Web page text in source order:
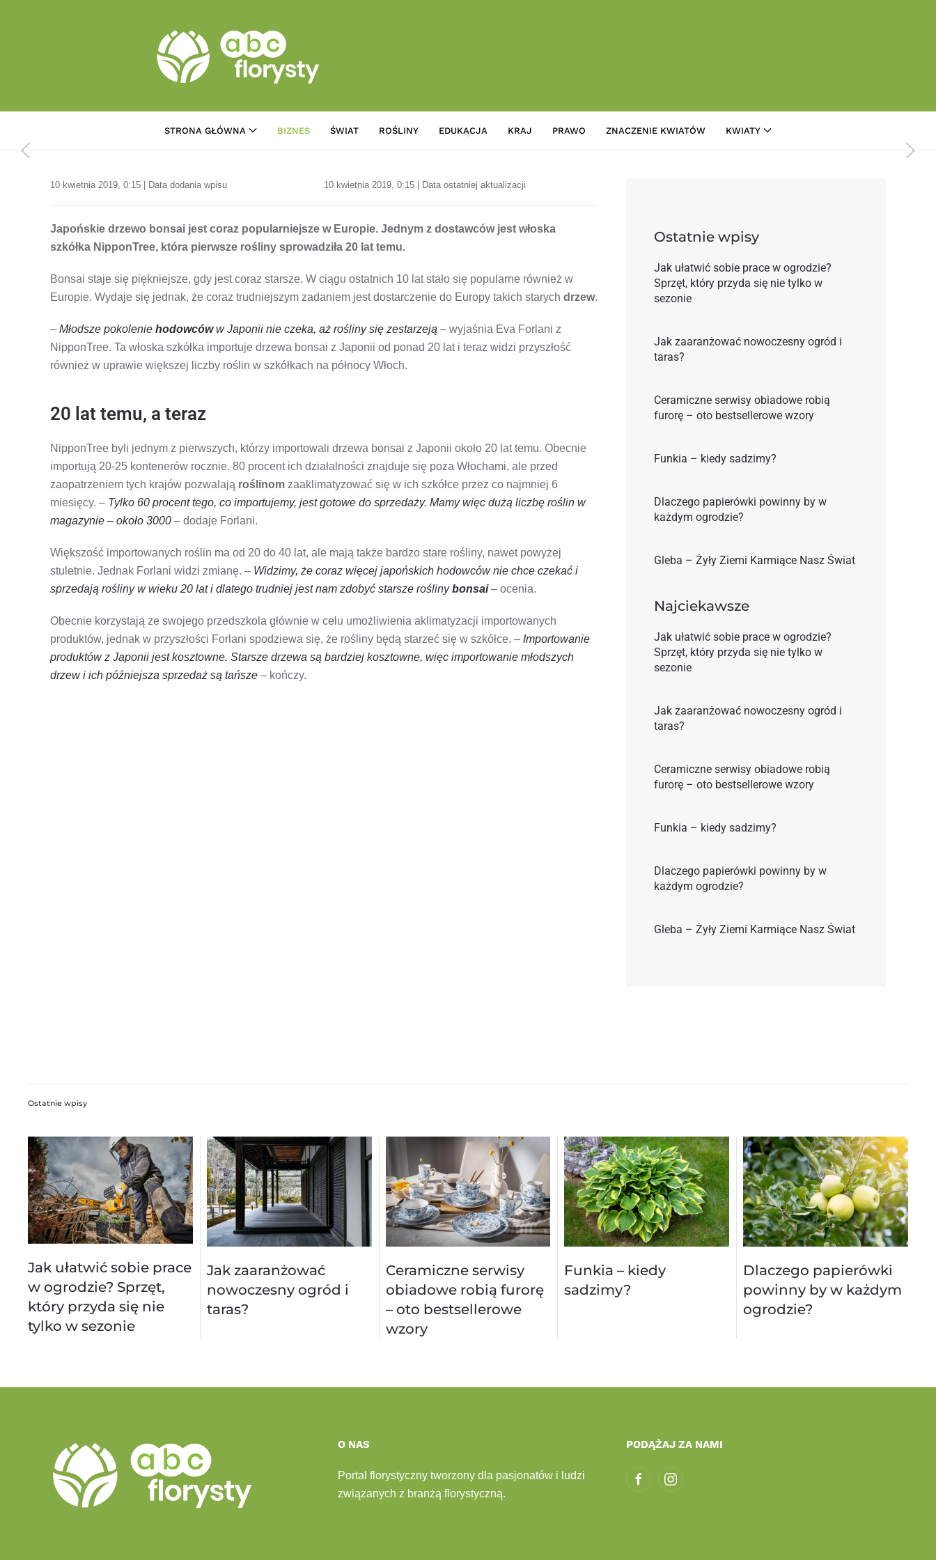
STRONA GŁÓWNA BIZNES ŚWIAT ROŚLINY EDUKACJA KRAJ PRAWO ZNACZENIE KWIATÓW KWIATY
10 kwietnia 2019, 0:15 | Data dodania wpisu 10 kwietnia 2019, 0:15 | Data ostatniej aktualizacji
Japońskie drzewo bonsai jest coraz popularniejsze w Europie. Jednym z dostawców jest włoska
szkółka NipponTree, która pierwsze rośliny sprowadziła 20 lat temu.
Bonsai staje się piękniejsze, gdy jest coraz starsze. W ciągu ostatnich 10 lat stało się popularne również w
Europie. Wydaje się jednak, że coraz trudniejszym zadaniem jest dostarczenie do Europy takich starych drzew.
– Młodsze pokolenie hodowcóww Japonii nie czeka, aż rośliny się zestarzeją – wyjaśnia Eva Forlani z
NipponTree. Ta włoska szkółka importuje drzewa bonsai z Japonii od ponad 20 lat i teraz widzi przyszłość
również w uprawie większej liczby roślin w szkółkach na północy Włoch.
20 lat temu, a teraz
NipponTree byli jednym z pierwszych, którzy importowali drzewa bonsai z Japonii około 20 lat temu. Obecnie
importują 20-25 kontenerów rocznie. 80 procent ich działalności znajduje się poza Włochami, ale przed
zaopatrzeniem tych krajów pozwalają roślinom zaaklimatyzować się w ich szkółce przez co najmniej 6
miesięcy. – Tylko 60 procent tego, co importujemy, jest gotowe do sprzedaży. Mamy więc dużą liczbę roślin w
magazynie – około 3000 – dodaje Forlani.
Większość importowanych roślin ma od 20 do 40 lat, ale mają także bardzo stare rośliny, nawet powyżej
stuletnie. Jednak Forlani widzi zmianę. – Widzimy, że coraz więcej japońskich hodowców nie chce czekać i
sprzedają rośliny w wieku 20 lat i dlatego trudniej jest nam zdobyć starsze roślinybonsai – ocenia.
Obecnie korzystają ze swojego przedszkola głównie w celu umożliwienia aklimatyzacji importowanych
produktów, jednak w przyszłości Forlani spodziewa się, że rośliny będą starzeć się w szkółce. – Importowanie
produktów z Japonii jest kosztowne. Starsze drzewa są bardziej kosztowne, więc importowanie młodszych
drzew i ich późniejsza sprzedaż są tańsze – kończy.
Ostatnie wpisy
Jak ułatwić sobie prace w ogrodzie?
Sprzęt, który przyda się nie tylko w
sezonie
Jak zaaranżować nowoczesny ogród i
taras?
Ceramiczne serwisy obiadowe robią
furorę – oto bestsellerowe wzory
Funkia – kiedy sadzimy?
Dlaczego papierówki powinny by w
każdym ogrodzie?
Gleba – Żyły Ziemi Karmiące Nasz Świat
Najciekawsze
Jak ułatwić sobie prace w ogrodzie?
Sprzęt, który przyda się nie tylko w
sezonie
Jak zaaranżować nowoczesny ogród i
taras?
Ceramiczne serwisy obiadowe robią
furorę – oto bestsellerowe wzory
Funkia – kiedy sadzimy?
Dlaczego papierówki powinny by w
każdym ogrodzie?
Gleba – Żyły Ziemi Karmiące Nasz Świat
Ostatnie wpisy
Jak ułatwić sobie prace
w ogrodzie? Sprzęt,
który przyda się nie
tylko w sezonie
Jak zaaranżować
nowoczesny ogród i
taras?
Ceramiczne serwisy
obiadowe robią furorę
– oto bestsellerowe
wzory
Funkia – kiedy
sadzimy?
Dlaczego papierówki
powinny by w każdym
ogrodzie?
O NAS
Portal florystyczny tworzony dla pasjonatów i ludzi
związanych z branżą florystyczną.
PODĄŻAJ ZA NAMI